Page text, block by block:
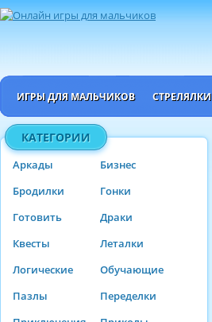
ИГРЫ ДЛЯ МАЛЬЧИКОВ СТРЕЛЯЛКИ
КАТЕГОРИИ
Аркады
Бизнес
Бродилки
Гонки
Готовить
Драки
Квесты
Леталки
Логические
Обучающие
Пазлы
Переделки